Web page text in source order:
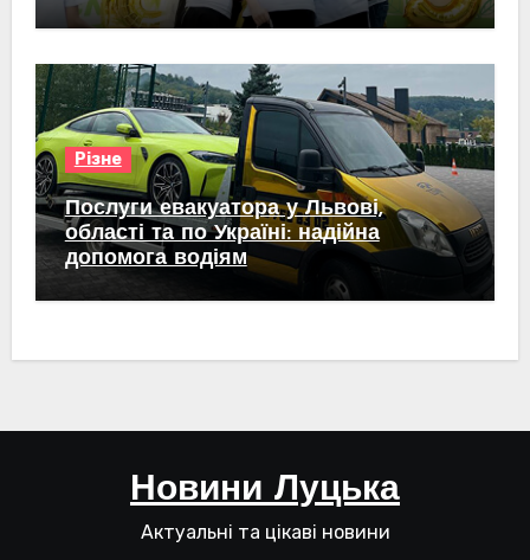
Різне
Послуги евакуатора у Львові,
області та по Україні: надійна
допомога водіям
Новини Луцька
Актуальні та цікаві новини